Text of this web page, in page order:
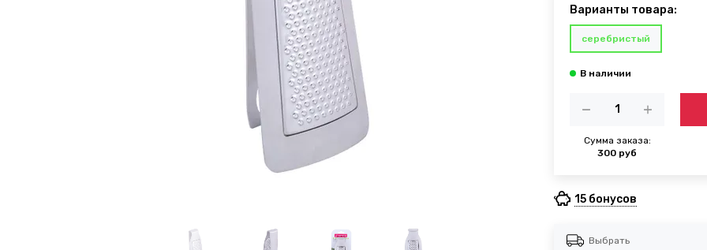
Варианты товара:
серебристый
Сумма заказа:
300 руб
15 бонусов
Выбрать